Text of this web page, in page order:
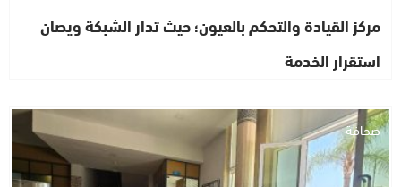
مركز القيادة والتحكم بالعيون؛ حيث تدار الشبكة ويصان
استقرار الخدمة
صحافة